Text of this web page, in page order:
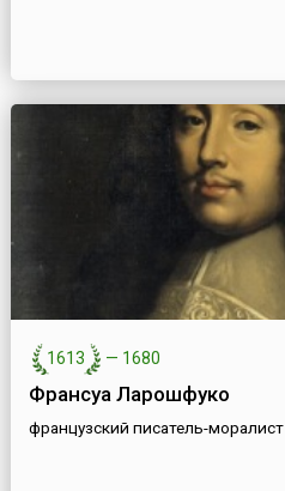
1613 — 1680
Франсуа Ларошфуко
французский писатель-моралист